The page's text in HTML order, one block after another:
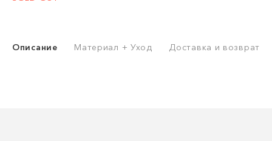
Описание Материал + Уход Доставка и возврат